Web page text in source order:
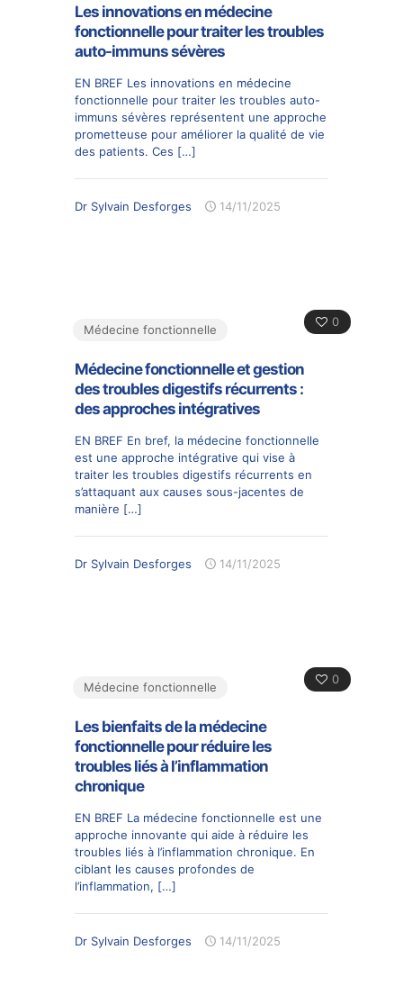
Les innovations en médecine
fonctionnelle pour traiter les troubles
auto-immuns sévères
EN BREF Les innovations en médecine
fonctionnelle pour traiter les troubles auto-
immuns sévères représentent une approche
prometteuse pour améliorer la qualité de vie
des patients. Ces […]
Dr Sylvain Desforges 14/11/2025
0
Médecine fonctionnelle
Médecine fonctionnelle et gestion
des troubles digestifs récurrents :
des approches intégratives
EN BREF En bref, la médecine fonctionnelle
est une approche intégrative qui vise à
traiter les troubles digestifs récurrents en
s’attaquant aux causes sous-jacentes de
manière […]
Dr Sylvain Desforges 14/11/2025
0
Médecine fonctionnelle
Les bienfaits de la médecine
fonctionnelle pour réduire les
troubles liés à l’inflammation
chronique
EN BREF La médecine fonctionnelle est une
approche innovante qui aide à réduire les
troubles liés à l’inflammation chronique. En
ciblant les causes profondes de
l’inflammation, […]
Dr Sylvain Desforges 14/11/2025